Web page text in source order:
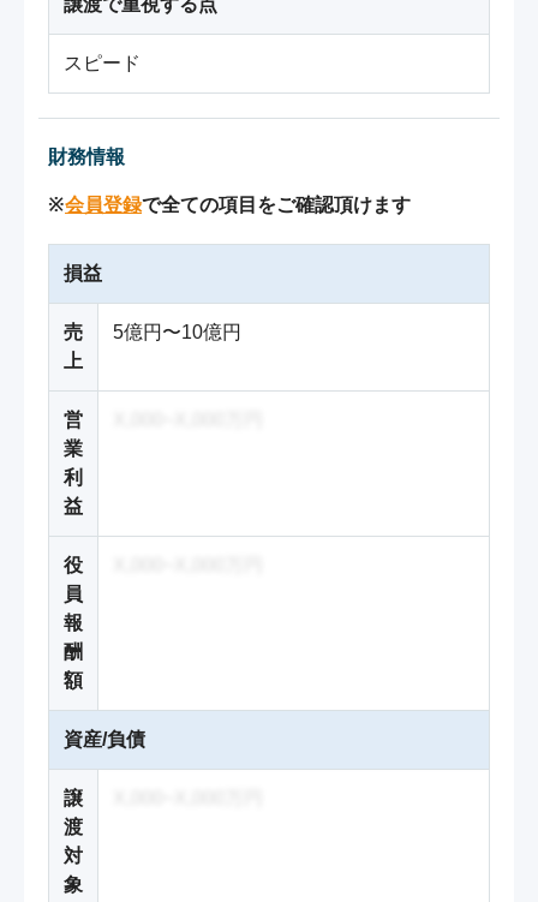
譲渡で重視する点
スピード
財務情報
※会員登録で全ての項目をご確認頂けます
損益
売
上
5億円〜10億円
営
業
利
益
役
員
報
酬
額
資産/負債
譲
渡
対
象